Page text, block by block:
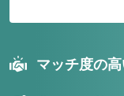
マッチ度の